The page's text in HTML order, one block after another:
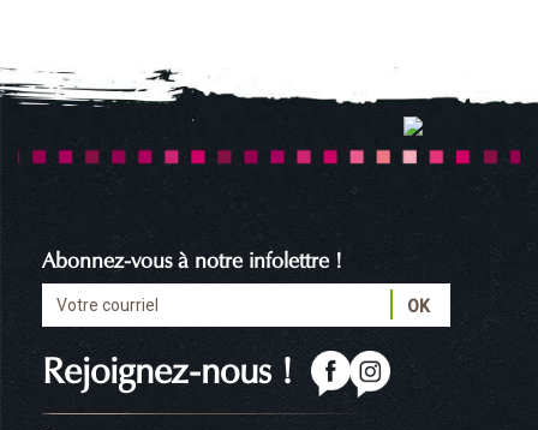
Rejoignez-nous !
Abonnez-vous à notre infolettre !